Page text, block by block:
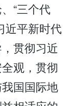
“三个代
近平新时代
贯彻习近
观，贯彻
国国际地